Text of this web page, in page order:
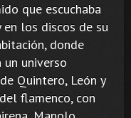
que escuchaba
los discos de su
donde
universo
Quintero, León y
flamenco, con